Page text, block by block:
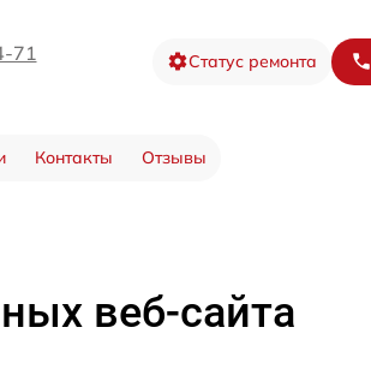
71 Статус ремонта
Контакты Отзывы
веб-сайта